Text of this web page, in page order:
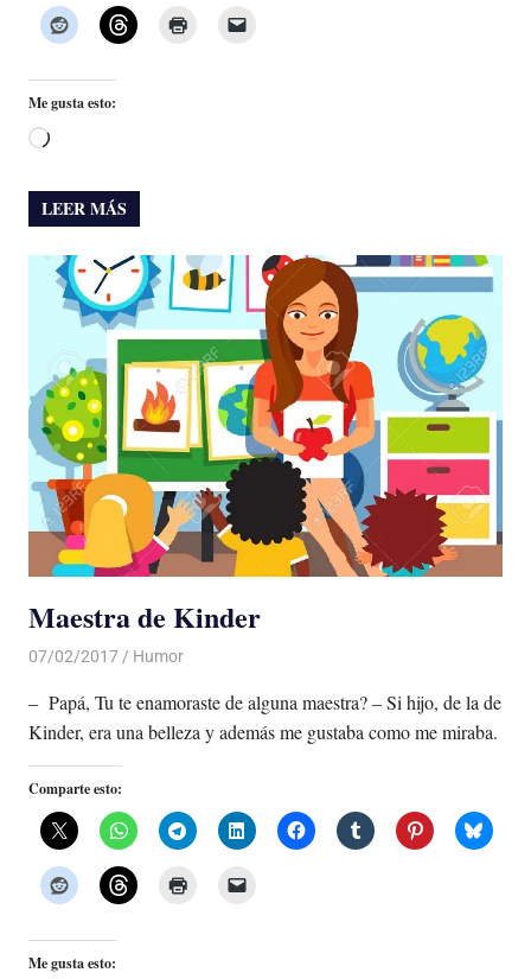
Me gusta esto:
Cargando...
LEER MÁS
Maestra de Kinder
07/02/2017 Luis Castellanos
Humor
– Papá, Tu te enamoraste de alguna maestra? – Si hijo, de la de
Kinder, era una belleza y además me gustaba como me miraba.
Comparte esto:
Me gusta esto: